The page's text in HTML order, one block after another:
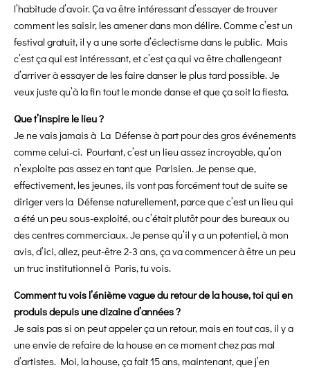
l’habitude d’avoir. Ça va être intéressant d’essayer de trouver
comment les saisir, les amener dans mon délire. Comme c’est un
festival gratuit, il y a une sorte d’éclectisme dans le public. Mais
c’est ça qui est intéressant, et c’est ça qui va être challengeant
d’arriver à essayer de les faire danser le plus tard possible. Je
veux juste qu’à la fin tout le monde danse et que ça soit la fiesta.
Que t’inspire le lieu ?
Je ne vais jamais à La Défense à part pour des gros événements
comme celui-ci. Pourtant, c’est un lieu assez incroyable, qu’on
n’exploite pas assez en tant que Parisien. Je pense que,
effectivement, les jeunes, ils vont pas forcément tout de suite se
diriger vers la Défense naturellement, parce que c’est un lieu qui
a été un peu sous-exploité, ou c’était plutôt pour des bureaux ou
des centres commerciaux. Je pense qu’il y a un potentiel, à mon
avis, d’ici, allez, peut-être 2-3 ans, ça va commencer à être un peu
un truc institutionnel à Paris, tu vois.
Comment tu vois l’énième vague du retour de la house, toi qui en
produis depuis une dizaine d’années ?
Je sais pas si on peut appeler ça un retour, mais en tout cas, il y a
une envie de refaire de la house en ce moment chez pas mal
d’artistes. Moi, la house, ça fait 15 ans, maintenant, que j’en